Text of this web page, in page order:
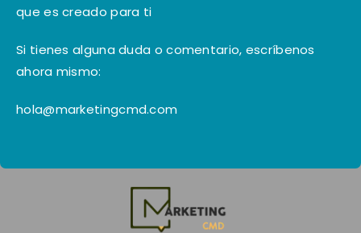
que es creado para ti
Si tienes alguna duda o comentario, escríbenos
ahora mismo:
hola@marketingcmd.com